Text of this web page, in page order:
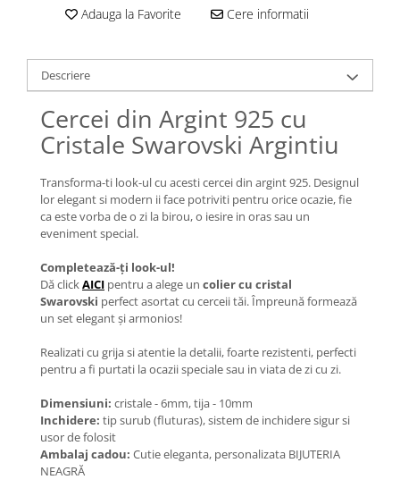
Lănțișoare cu Soare
Lănțișoare cu Animale
Lănțișoare cu Molecule
Lănțișoare cu Pietre Naturale
Lănțișoare Argint Diverse
Coliere cu Perle Naturale
Coliere cu Perle Preciosa
COLIERE ȘNUR REGLABIL
Coliere cu Inimioare
Coliere cu Cruce
Coliere cu Stea
Coliere cu Semilună
Coliere cu Flori
Coliere cu Animale
Coliere cu Molecule
Coliere Diverse
Adauga la Favorite Cere informatii
Descriere
Cercei din Argint 925 cu
Cristale Swarovski Argintiu
Transforma-ti look-ul cu acesti cercei din argint 925. Designul
lor elegant si modern ii face potriviti pentru orice ocazie, fie
ca este vorba de o zi la birou, o iesire in oras sau un
eveniment special.
Completează-ți look-ul!
Dă clickAICI pentru a alege un colier cu cristal
Swarovski perfect asortat cu cerceii tăi. Împreună formează
un set elegant și armonios!
Realizati cu grija si atentie la detalii, foarte rezistenti, perfecti
pentru a fi purtati la ocazii speciale sau in viata de zi cu zi.
Dimensiuni: cristale - 6mm, tija - 10mm
Inchidere: tip surub (fluturas), sistem de inchidere sigur si
usor de folosit
Ambalaj cadou: Cutie eleganta, personalizata BIJUTERIA
NEAGRĂ